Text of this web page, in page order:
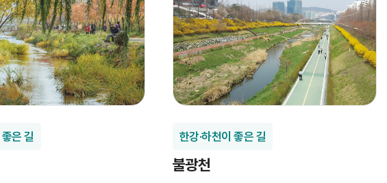
은 길 한강·하천이 좋은 길
불광천